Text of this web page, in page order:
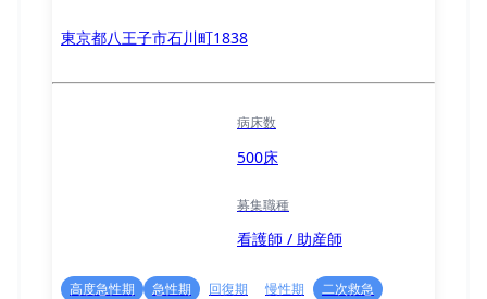
東京都八王子市石川町1838
病床数
500床
募集職種
看護師 / 助産師
高度急性期 急性期 回復期 慢性期
二次救急